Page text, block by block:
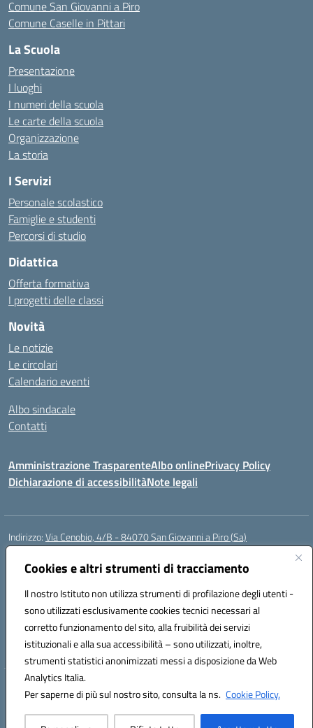
Cookies e altri strumenti di tracciamento
Il nostro Istituto non utilizza strumenti di profilazione degli utenti -
sono utilizzati esclusivamente cookies tecnici necessari al
corretto funzionamento del sito, alla fruibilità dei servizi
istituzionali e alla sua accessibilità – sono utilizzati, inoltre,
strumenti statistici anonimizzati messi a disposizione da Web
Analytics Italia.
Per saperne di più sul nostro sito, consulta la ns. Cookie Policy.
Comune San Giovanni a Piro
Comune Caselle in Pittari
La Scuola
Presentazione
I luoghi
I numeri della scuola
Le carte della scuola
Organizzazione
La storia
I Servizi
Personale scolastico
Famiglie e studenti
Percorsi di studio
Didattica
Offerta formativa
I progetti delle classi
Novità
Le notizie
Le circolari
Calendario eventi
Albo sindacale
Contatti
Amministrazione TrasparenteAlbo onlinePrivacy Policy
Dichiarazione di accessibilitàNote legali
Indirizzo:Via Cenobio, 4/B - 84070 San Giovanni a Piro (Sa)
Centralino:
Posta elettronica certificata (PEC):saic815005@pec.istruzione.it
Codice fiscale: 84001740657
Codice meccanografico:SAIC815005
Codice Indice delle Pubbliche Amministrazioni (IPA): istsc_SAIC815005
Codice unico di fatturazione (CUF): UFDQ9V
Hosting & Powered by 3D Solution S.r.l.
Concept & Design by Designers Italia